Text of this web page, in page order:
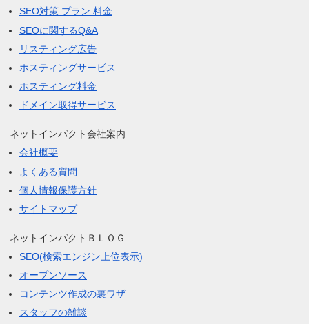
SEO対策 プラン 料金
SEOに関するQ&A
リスティング広告
ホスティングサービス
ホスティング料金
ドメイン取得サービス
ネットインパクト会社案内
会社概要
よくある質問
個人情報保護方針
サイトマップ
ネットインパクトＢＬＯＧ
SEO(検索エンジン上位表示)
オープンソース
コンテンツ作成の裏ワザ
スタッフの雑談